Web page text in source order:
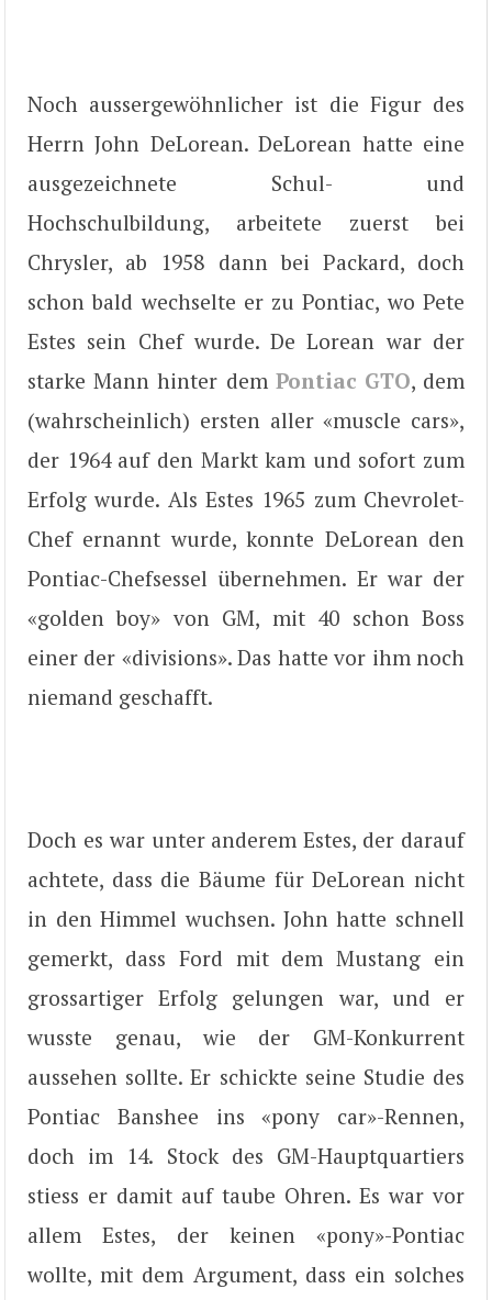
Noch aussergewöhnlicher ist die Figur des
Herrn John DeLorean. DeLorean hatte eine
ausgezeichnete Schul- und
Hochschulbildung, arbeitete zuerst bei
Chrysler, ab 1958 dann bei Packard, doch
schon bald wechselte er zu Pontiac, wo Pete
Estes sein Chef wurde. De Lorean war der
starke Mann hinter dem Pontiac GTO, dem
(wahrscheinlich) ersten aller «muscle cars»,
der 1964 auf den Markt kam und sofort zum
Erfolg wurde. Als Estes 1965 zum Chevrolet-
Chef ernannt wurde, konnte DeLorean den
Pontiac-Chefsessel übernehmen. Er war der
«golden boy» von GM, mit 40 schon Boss
einer der «divisions». Das hatte vor ihm noch
niemand geschafft.
Doch es war unter anderem Estes, der darauf
achtete, dass die Bäume für DeLorean nicht
in den Himmel wuchsen. John hatte schnell
gemerkt, dass Ford mit dem Mustang ein
grossartiger Erfolg gelungen war, und er
wusste genau, wie der GM-Konkurrent
aussehen sollte. Er schickte seine Studie des
Pontiac Banshee ins «pony car»-Rennen,
doch im 14. Stock des GM-Hauptquartiers
stiess er damit auf taube Ohren. Es war vor
allem Estes, der keinen «pony»-Pontiac
wollte, mit dem Argument, dass ein solches